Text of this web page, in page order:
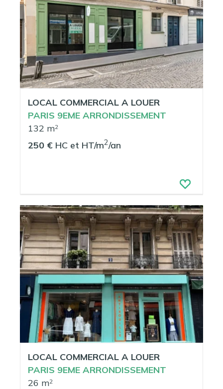
LOCAL COMMERCIAL A LOUER
PARIS 9EME ARRONDISSEMENT
132 m2
250 € HC et HT/m2/an
LOCAL COMMERCIAL A LOUER
PARIS 9EME ARRONDISSEMENT
26 m2